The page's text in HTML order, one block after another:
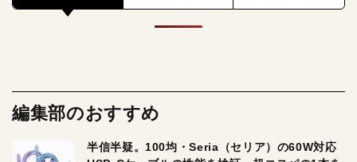
編集部のおすすめ
半信半疑。100均・Seria（セリア）の60W対応